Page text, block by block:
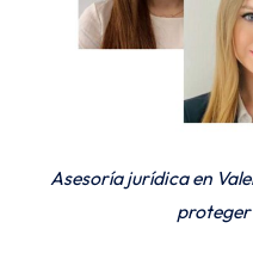
Asesoría jurídica en
proteger